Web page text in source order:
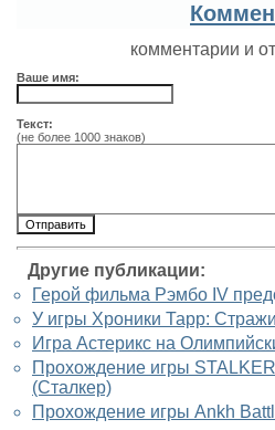
комментарии и
Ваше имя:
Текст:
(не более 1000 знаков)
Другие публикации:
Герой фильма Рэмбо IV
У игры Хроники Тарр:
Игра Астерикс на
Прохождение игры
(Сталкер)
Прохождение игры Ankh